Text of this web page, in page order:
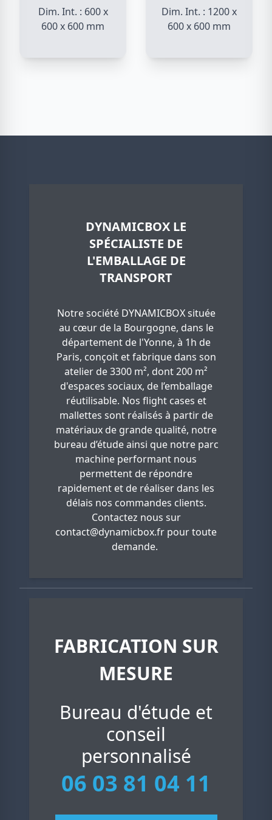
Dim. Int. : 600 x
600 x 600 mm
Dim. Int. : 1200 x
600 x 600 mm
DYNAMICBOX LE
SPÉCIALISTE DE
L'EMBALLAGE DE
TRANSPORT
Notre société DYNAMICBOX située
au cœur de la Bourgogne, dans le
département de l'Yonne, à 1h de
Paris, conçoit et fabrique dans son
atelier de 3300 m², dont 200 m²
d'espaces sociaux, de l’emballage
réutilisable. Nos flight cases et
mallettes sont réalisés à partir de
matériaux de grande qualité, notre
bureau d’étude ainsi que notre parc
machine performant nous
permettent de répondre
rapidement et de réaliser dans les
délais nos commandes clients.
Contactez nous sur
contact@dynamicbox.fr pour toute
demande.
FABRICATION SUR
MESURE
Bureau d'étude et
conseil
personnalisé
06 03 81 04 11